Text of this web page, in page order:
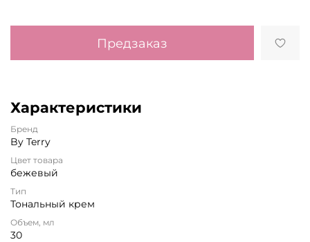
Предзаказ
Характеристики
Бренд
By Terry
Цвет товара
бежевый
Тип
Тональный крем
Объем, мл
30